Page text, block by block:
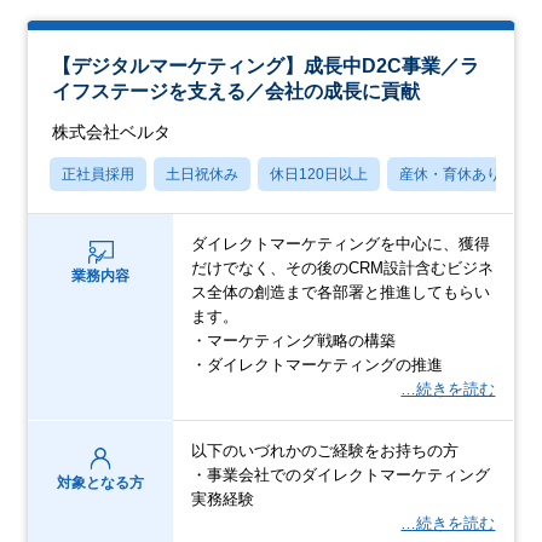
【デジタルマーケティング】成長中D2C事業／ラ
イフステージを支える／会社の成長に貢献
株式会社ベルタ
正社員採用 土日祝休み 休日120日以上 産休・育休あり
業務内容
ダイレクトマーケティングを中心に、獲得
だけでなく、その後のCRM設計含むビジネ
ス全体の創造まで各部署と推進してもらい
ます。
・マーケティング戦略の構築
・ダイレクトマーケティングの推進
…続きを読む
対象となる方
以下のいづれかのご経験をお持ちの方
・事業会社でのダイレクトマーケティング
実務経験
…続きを読む